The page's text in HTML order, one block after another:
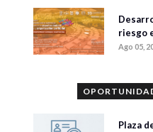
riesgo
Ago 05,
Plaza